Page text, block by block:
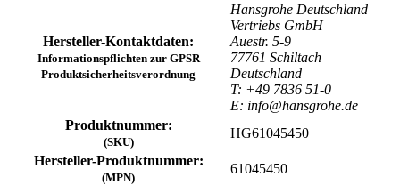
Hersteller-Kontaktdaten:
Informationspflichten zur GPSR
Produktsicherheitsverordnung
Hansgrohe Deutschland
Vertriebs GmbH
Auestr. 5-9
77761 Schiltach
Deutschland
T: +49 7836 51-0
E: info@hansgrohe.de
Produktnummer:
(SKU)
HG61045450
Hersteller-Produktnummer:
(MPN)
61045450